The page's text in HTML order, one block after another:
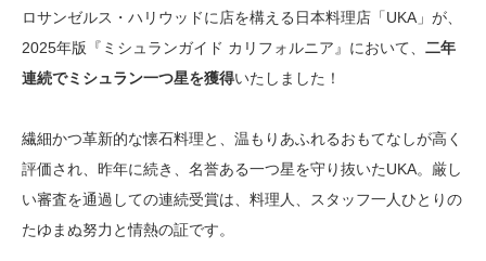
ロサンゼルス・ハリウッドに店を構える日本料理店「UKA」が、
2025年版『ミシュランガイド カリフォルニア』において、 二年
連続でミシュラン一つ星を獲得いたしました！
繊細かつ革新的な懐石料理と、温もりあふれるおもてなしが高く
評価され、昨年に続き、名誉ある一つ星を守り抜いたUKA。厳し
い審査を通過しての連続受賞は、料理人、スタッフ一人ひとりの
たゆまぬ努力と情熱の証です。